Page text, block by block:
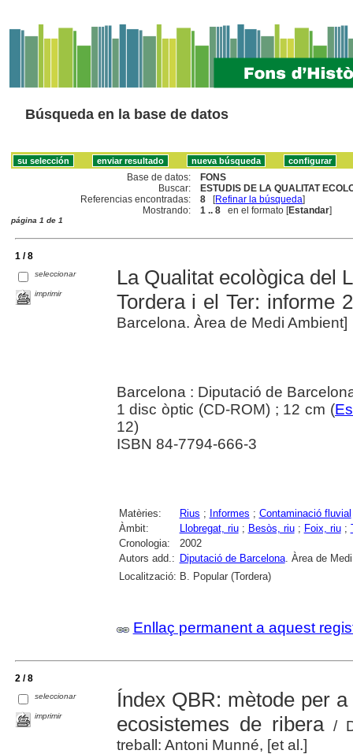
Búsqueda en la base de datos
Base de datos:
FONS
Buscar:
ESTUDIS DE LA QUALITAT
Referencias encontradas:
8 [Refinar la búsqueda]
Mostrando:
1 .. 8 en el formato [Estandar]
página 1 de 1
1 / 8
seleccionar
imprimir
La Qualitat ecològica del
Tordera i el Ter: informe
Barcelona. Àrea de Medi Ambient]
Barcelona : Diputació de
1 disc òptic (CD-ROM) ; 12 cm (
12)
ISBN 84-7794-666-3
Matèries: Rius ; Informes ; Contaminació fluvial
Àmbit:
Llobregat, riu; Besòs, riu; Foix, riu;
Cronologia:
2002
Autors add.: Diputació de Barcelona. Àrea de
Localització: B. Popular (Tordera)
Enllaç permanent a aquest
2 / 8
seleccionar
imprimir
Índex QBR: mètode per
ecosistemes de ribera/
treball: Antoni Munné, [et al.]